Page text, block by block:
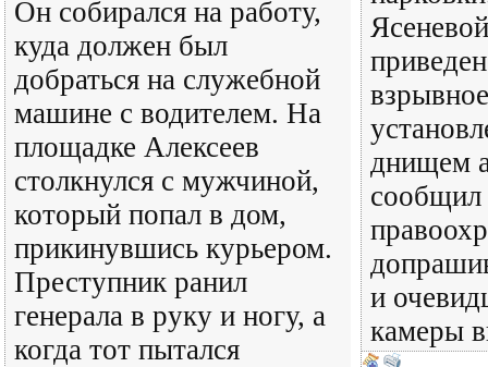
Он собирался на работу,
куда должен был
добраться на служебной
машине с водителем. На
площадке Алексеев
столкнулся с мужчиной,
который попал в дом,
прикинувшись курьером.
Преступник ранил
генерала в руку и ногу, а
когда тот пытался
днищем
сообщил
и
камеры